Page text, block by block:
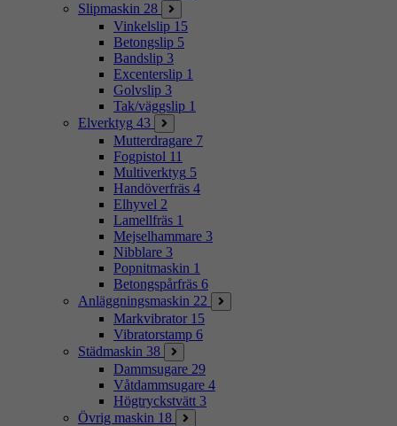
Slipmaskin 28
Vinkelslip 15
Betongslip 5
Bandslip 3
Excenterslip 1
Golvslip 3
Tak/väggslip 1
Elverktyg 43
Mutterdragare 7
Fogpistol 11
Multiverktyg 5
Handöverfräs 4
Elhyvel 2
Lamellfräs 1
Mejselhammare 3
Nibblare 3
Popnitmaskin 1
Betongspårfräs 6
Anläggningsmaskin 22
Markvibrator 15
Vibratorstamp 6
Städmaskin 38
Dammsugare 29
Våtdammsugare 4
Högtryckstvätt 3
Övrig maskin 18